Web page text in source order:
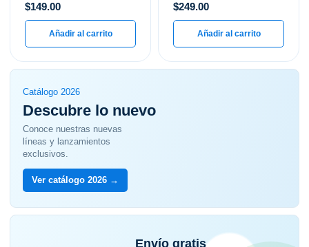
$149.00
Añadir al carrito
$249.00
Añadir al carrito
Catálogo 2026
Descubre lo nuevo
Conoce nuestras nuevas
líneas y lanzamientos
exclusivos.
Ver catálogo 2026 →
Envío gratis